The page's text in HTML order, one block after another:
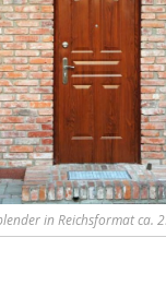
in Reichsformat ca.